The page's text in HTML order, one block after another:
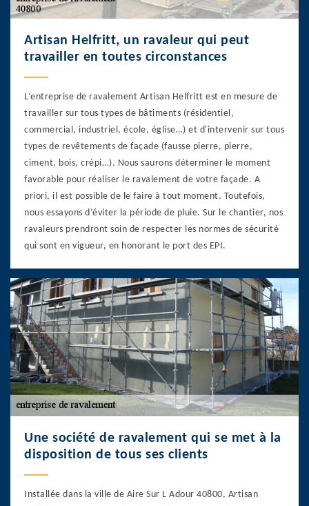
Artisan Helfritt, un ravaleur qui peut
travailler en toutes circonstances
L’entreprise de ravalement Artisan Helfritt est en mesure de
travailler sur tous types de bâtiments (résidentiel,
commercial, industriel, école, église…) et d'intervenir sur tous
types de revêtements de façade (fausse pierre, pierre,
ciment, bois, crépi…). Nous saurons déterminer le moment
favorable pour réaliser le ravalement de votre façade. A
priori, il est possible de le faire à tout moment. Toutefois,
nous essayons d’éviter la période de pluie. Sur le chantier, nos
ravaleurs prendront soin de respecter les normes de sécurité
qui sont en vigueur, en honorant le port des EPI.
Une société de ravalement qui se met à la
disposition de tous ses clients
Installée dans la ville de Aire Sur L Adour 40800, Artisan